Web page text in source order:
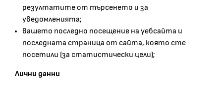
резултатите от търсенето и за
уведомленията;
вашето последно посещение на уебсайта и
последната страница от сайта, която сте
посетили (за статистически цели);
Лични данни